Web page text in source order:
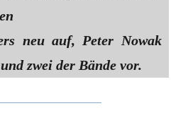
neu auf, Peter Nowak
zwei der Bände vor.